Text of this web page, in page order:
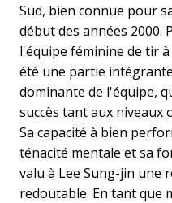
Sud, bien connue pour
début des années 2000.
l'équipe féminine de tir à
été une partie
dominante de l'équipe,
succès tant aux
Sa capacité à bien
ténacité mentale et sa
valu à Lee Sung-jin une
redoutable. En tant que